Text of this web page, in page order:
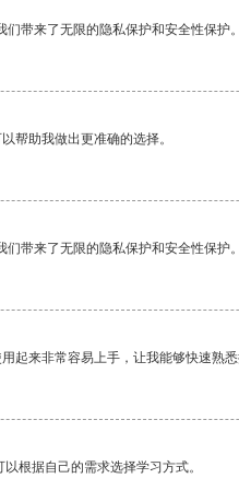
带来了无限的隐私保护和安全性保护。
帮助我做出更准确的选择。
带来了无限的隐私保护和安全性保护。
起来非常容易上手，让我能够快速熟悉
根据自己的需求选择学习方式。